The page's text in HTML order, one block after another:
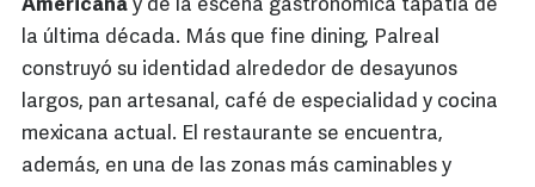
Americana y de la escena gastronómica tapatía de
la última década. Más que fine dining, Palreal
construyó su identidad alrededor de desayunos
largos, pan artesanal, café de especialidad y cocina
mexicana actual. El restaurante se encuentra,
además, en una de las zonas más caminables y